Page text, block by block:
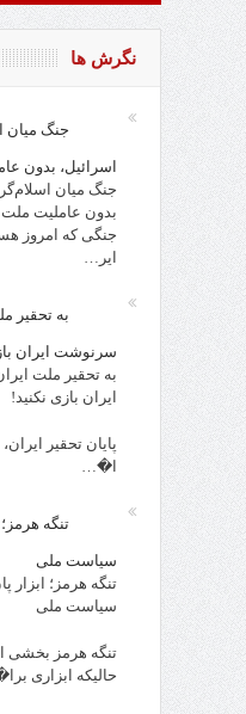
باد
نگرش ها
جنگ میان
اسرائیل، بدون
جنگ میان
بدون عاملیت ملت
جنگی که امروز
ایر…
به تحقیر
سرنوشت ایران
به تحقیر ملت
ایران بازی نکنید!
پایان تحقیر
ا�…
تنگه
سیاست ملی
تنگه هرمز؛ ابزار
سیاست ملی
تنگه هرمز بخشی
حالیکه ابزاری